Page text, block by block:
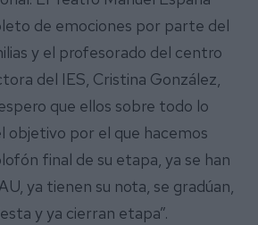
de emociones por parte del
y el profesorado del centro
del IES, Cristina González,
que ellos sobre todo lo
objetivo por el que hacemos
final de su etapa, ya se han
ya tienen su nota, se gradúan,
y ya cierran etapa”.